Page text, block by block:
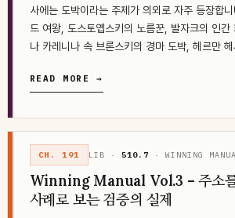
사에는 도박이라는 주제가 의외로 자주 등장합
드 여왕, 도스토옙스키의 노름꾼, 발자크의 인간
나 카레니나 속 브론스키의 경마 도박, 헤르만
READ MORE →
CH. 191 LIB · 510.7 · WINNING
Winning Manual Vol.3 – 주소
사례로 보는 검증의 실제